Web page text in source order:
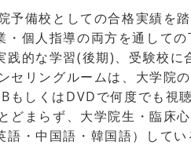
予備校としての合格実績を
個人指導の両方を通しての
践的な学習(後期)、受験校に
セリングルームは、大学院
もしくはDVDで何度でも視聴
どまらず、大学院生・臨床
語・中国語・韓国語）して